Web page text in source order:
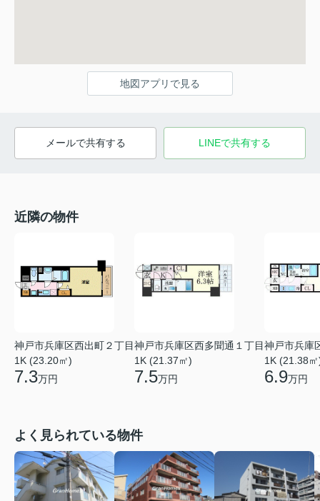
地図アプリで見る
メールで共有する LINEで共有する
近隣の物件
神戸市兵庫区西出町２丁目
1K (23.20㎡)
7.3万円
神戸市兵庫区西多聞通１丁目
1K (21.37㎡)
7.5万円
神戸市兵庫
1K (21.38
6.9万円
よく見られている物件